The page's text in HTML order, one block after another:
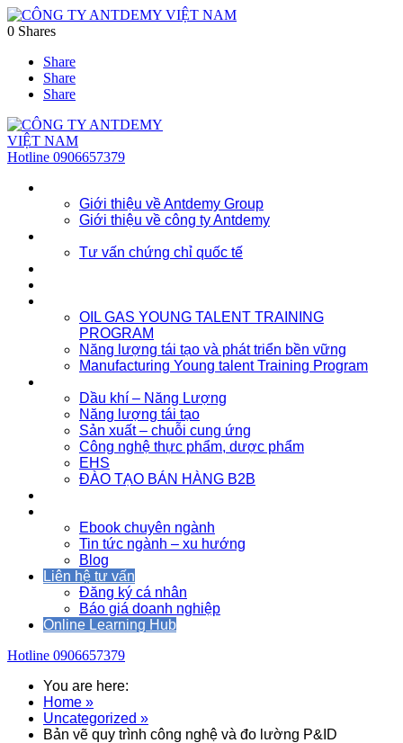
0 Shares
Share
Share
Share
Hotline 0906657379
Giới thiệu về Antdemy Group
Giới thiệu về công ty Antdemy
Tư vấn chứng chỉ quốc tế
OIL GAS YOUNG TALENT TRAINING
PROGRAM
Năng lượng tái tạo và phát triển bền vững
Manufacturing Young talent Training Program
Dầu khí – Năng Lượng
Năng lượng tái tạo
Sản xuất – chuỗi cung ứng
Công nghệ thực phẩm, dược phẩm
EHS
ĐÀO TẠO BÁN HÀNG B2B
Ebook chuyên ngành
Tin tức ngành – xu hướng
Blog
Liên hệ tư vấn
Đăng ký cá nhân
Báo giá doanh nghiệp
Online Learning Hub
Hotline 0906657379
You are here:
Home »
Uncategorized »
Bản vẽ quy trình công nghệ và đo lường P&ID